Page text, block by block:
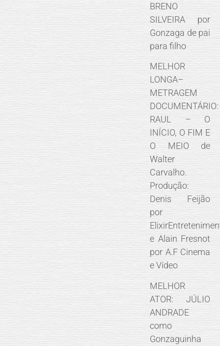
BRENO
SILVEIRA por
Gonzaga de pai
para filho
MELHOR
LONGA–
METRAGEM
DOCUMENTÁRIO:
RAUL – O
INÍCIO, O FIM E
O MEIO de
Walter
Carvalho.
Produção:
Denis Feijão
por
e Alain Fresnot
por A.F Cinema
e Vídeo
MELHOR
ATOR: JÚLIO
ANDRADE
como
Gonzaguinha